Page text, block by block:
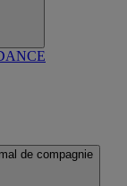
de compagnie